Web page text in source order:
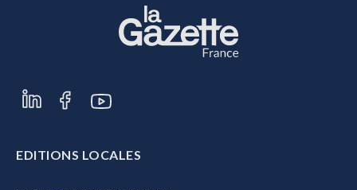
EDITIONS LOCALES